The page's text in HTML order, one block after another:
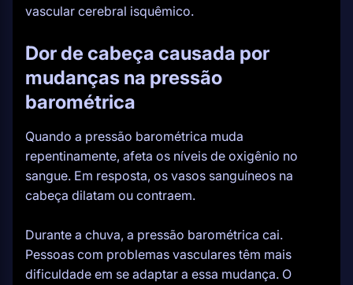
vascular cerebral isquêmico.
Dor de cabeça causada por
mudanças na pressão
barométrica
Quando a pressão barométrica muda
repentinamente, afeta os níveis de oxigênio no
sangue. Em resposta, os vasos sanguíneos na
cabeça dilatam ou contraem.
Durante a chuva, a pressão barométrica cai.
Pessoas com problemas vasculares têm mais
dificuldade em se adaptar a essa mudança. O